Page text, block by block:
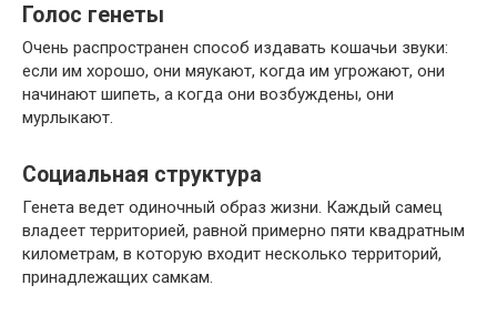
Голос генеты
Очень распространен способ издавать кошачьи звуки:
если им хорошо, они мяукают, когда им угрожают, они
начинают шипеть, а когда они возбуждены, они
мурлыкают.
Социальная структура
Генета ведет одиночный образ жизни. Каждый самец
владеет территорией, равной примерно пяти квадратным
километрам, в которую входит несколько территорий,
принадлежащих самкам.